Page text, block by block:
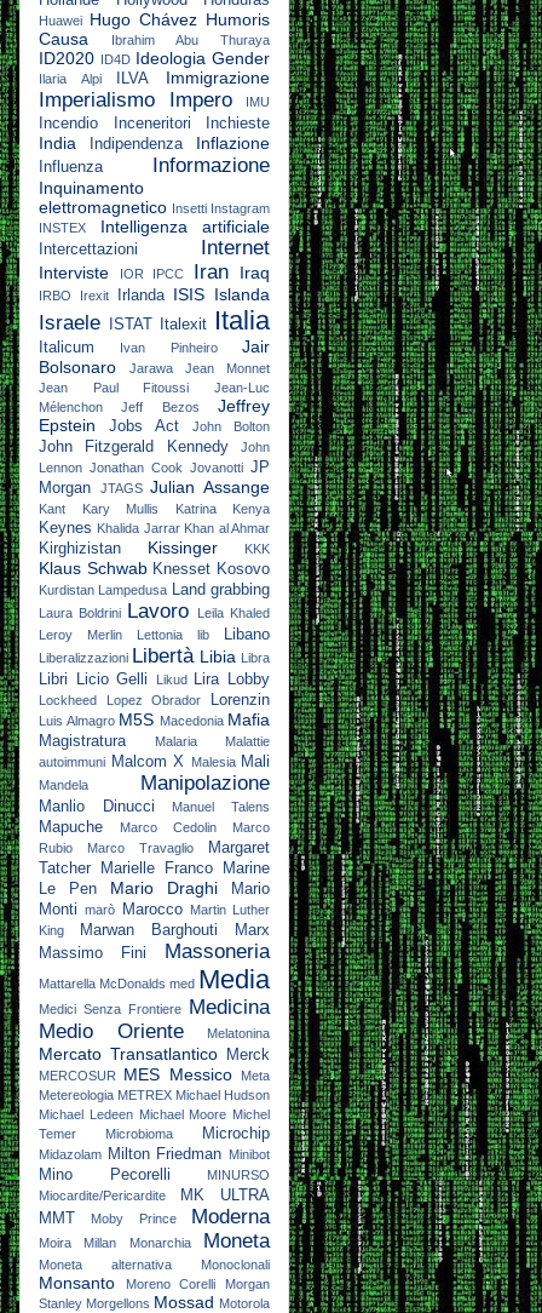
Huawei Hugo Chávez Humoris
Causa
Ibrahim Abu Thuraya
ID2020 ID4D Ideologia Gender
Ilaria Alpi ILVA Immigrazione
Imperialismo Impero IMU
Incendio Inceneritori Inchieste
India Indipendenza Inflazione
Influenza Informazione
Inquinamento
elettromagnetico Insetti Instagram
INSTEX
Intelligenza artificiale
Intercettazioni Internet
Interviste IOR IPCC Iran Iraq
IRBO Irexit Irlanda ISIS Islanda
Israele ISTAT Italexit Italia
Italicum Ivan Pinheiro
Jair
Bolsonaro
Jarawa
Jean Monnet
Jean Paul Fitoussi
Jean-Luc
Mélenchon
Jeff Bezos
Jeffrey
Epstein
Jobs Act John Bolton
John Fitzgerald Kennedy
John
Lennon Jonathan Cook Jovanotti JP
Morgan
JTAGS Julian Assange
Kant Kary Mullis Katrina Kenya
Keynes Khalida Jarrar Khan al Ahmar
Kirghizistan Kissinger KKK
Klaus Schwab Knesset Kosovo
Kurdistan Lampedusa Land grabbing
Laura Boldrini Lavoro
Leila Khaled
Leroy Merlin
Lettonia lib Libano
Liberalizzazioni Libertà Libia Libra
Libri Licio Gelli Likud Lira Lobby
Lockheed Lopez Obrador Lorenzin
Luis Almagro M5S Macedonia Mafia
Magistratura Malaria
Malattie
autoimmuni Malcom X Malesia Mali
Mandela Manipolazione
Manlio Dinucci Manuel Talens
Mapuche Marco Cedolin
Marco
Rubio
Marco Travaglio
Margaret
Tatcher
Marielle Franco
Marine
Le Pen
Mario Draghi
Mario
Monti
marò Marocco
Martin Luther
King
Marwan Barghouti
Marx
Massimo Fini
Massoneria
Mattarella McDonalds med Media
Medici Senza Frontiere Medicina
Medio Oriente
Melatonina
Mercato Transatlantico Merck
MERCOSUR MES Messico
Meta
Metereologia METREX Michael Hudson
Michael Ledeen Michael Moore Michel
Temer
Microbioma Microchip
Midazolam Milton Friedman Minibot
Mino Pecorelli
MINURSO
Miocardite/Pericardite
MK ULTRA
MMT
Moby Prince Moderna
Moira Millan Monarchia Moneta
Moneta alternativa Monoclonali
Monsanto Moreno Corelli
Morgan
Stanley Morgellons Mossad Motorola